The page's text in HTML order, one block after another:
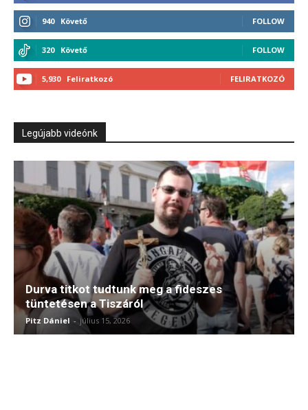
940 Követő FOLLOW
320 Követő FOLLOW
5,930 Feliratkozó FELIRATKOZÓ
Legújabb videónk
Durva titkot tudtunk meg a fideszes
tüntetésen a Tiszáról
Pitz Dániel - július 15, 2026